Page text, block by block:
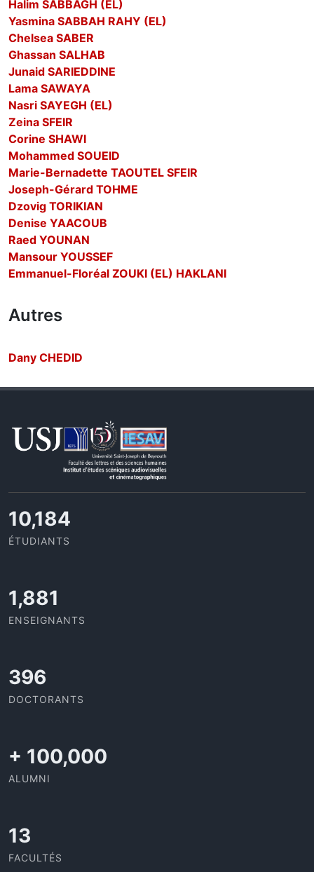
Halim SABBAGH (EL)
Yasmina SABBAH RAHY (EL)
Chelsea SABER
Ghassan SALHAB
Junaid SARIEDDINE
Lama SAWAYA
Nasri SAYEGH (EL)
Zeina SFEIR
Corine SHAWI
Mohammed SOUEID
Marie-Bernadette TAOUTEL SFEIR
Joseph-Gérard TOHME
Dzovig TORIKIAN
Denise YAACOUB
Raed YOUNAN
Mansour YOUSSEF
Emmanuel-Floréal ZOUKI (EL) HAKLANI
Autres
Dany CHEDID
11,418
ÉTUDIANTS
2,109
ENSEIGNANTS
437
DOCTORANTS
+ 100,000
ALUMNI
13
FACULTÉS